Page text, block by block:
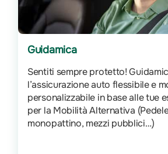
Guidamica
Sentiti sempre protetto!
l’assicurazione auto flessibile e
personalizzabile in base alle tue
per la Mobilità Alternativa
monopattino, mezzi pubblici…)